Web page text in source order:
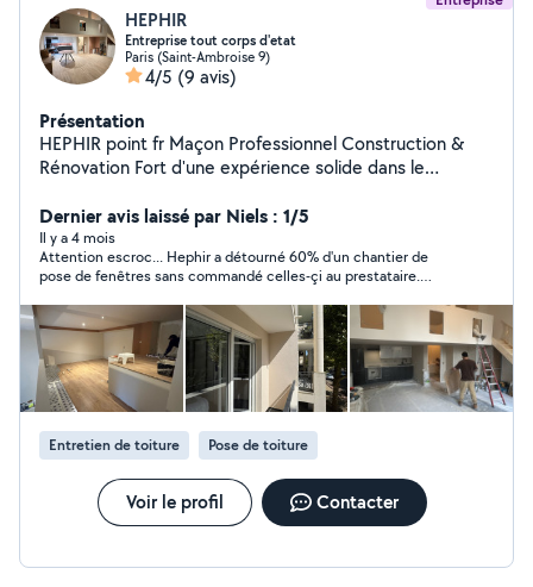
HEPHIR
Entreprise tout corps d'etat
Paris (Saint-Ambroise 9)
4/5 (9 avis)
Présentation
HEPHIR point fr Maçon Professionnel Construction &
Rénovation Fort d'une expérience solide dans le
votre disposition pour tous vos travaux de construction,
de rénovation et d'aménagement extérieur. Que ce soit
pour de petits travaux ou de grands projets, je vous
garantis un travail soigné, durable et conforme à vos
attentes. Prestations proposées : Construction de
murs, cloisons et fondations Pose de briques, parpaings
et pierres Réalisation de dalles, terrasses et escaliers en
béton Enduits, crépis et ravalement de façade Petits
travaux de maçonnerie et réparations diverses Pourquoi
me faire confiance ? Travail de qualité et finitions
soignées Respect des délais et du budget Conseils
personnalisés adaptés à votre projet Devis gratuit et
réponse rapide Zone d'intervention : La Région
Parisienne 92 et 78 Contactez-moi dès maintenant pour
bonnes mains
Dernier avis laissé par Niels : 1/5
Il y a 4 mois
Attention escroc... Hephir a détourné 60% d'un chantier de
pose de fenêtres sans commandé celles-çi au prestataire.
escroquerie.
Entretien de toiture Pose de toiture
Voir le profil Contacter